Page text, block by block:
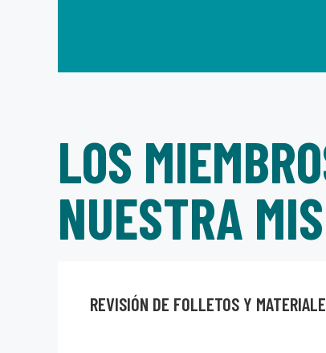
LOS
NUESTRA
REVISIÓN DE FOLLETOS Y